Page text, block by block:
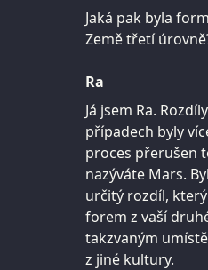
Jaká pak byla
Země třetí
Ra
Já jsem Ra.
případech byly
proces přerušen
nazýváte Mars.
určitý rozdíl,
forem z vaší
takzvaným
z jiné kultury.